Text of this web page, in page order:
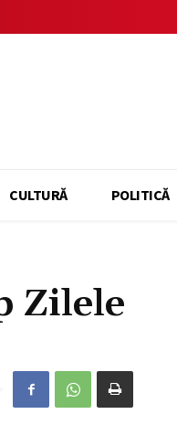
CULTURĂ POLITICĂ
Zilele